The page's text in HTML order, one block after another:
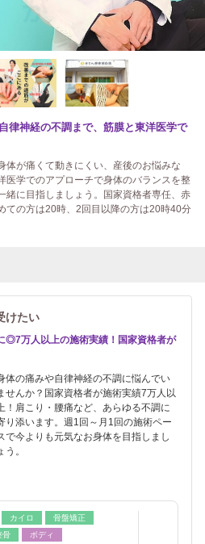
律神経の不調まで、筋膜と東洋医学で
体が痛くて動きにくい、産後のお悩みな
医学でのアプローチで身体のバランスを整
緒に目指しましょう。国家資格者専任、赤
ての方は20時、2回目以降の方は20時40分
けたい
◎7万人以上の施術実績！国家資格者が
体の痛みや自律神経の不調に悩んでい
せんか？国家資格者が施術実績7万人以
！肩こり・腰痛など、あらゆる不調に
り添います。週1回～月1回の施術ペー
で今よりも元気なお身体を目指しまし
う。
カイロ
骨盤矯正
骨
ボディ